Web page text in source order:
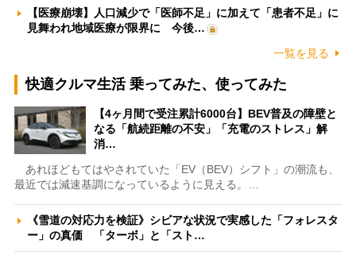
【医療崩壊】人口減少で「医師不足」に加えて「患者不足」に
見舞われ地域医療が限界に 今後…
一覧を見る
快適クルマ生活 乗ってみた、使ってみた
【4ヶ月間で受注累計6000台】BEV普及の障壁と
なる「航続距離の不安」「充電のストレス」解
消…
あれほどもてはやされていた「EV（BEV）シフト」の潮流も、
最近では減速基調になっているように見える。…
《雪道の対応力を検証》シビアな状況で実感した「フォレスタ
ー」の真価 「ターボ」と「スト…